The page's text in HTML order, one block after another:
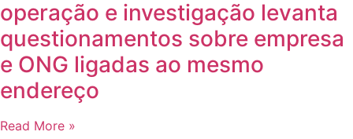
operação e investigação levanta
questionamentos sobre empresa
e ONG ligadas ao mesmo
endereço
Read More »